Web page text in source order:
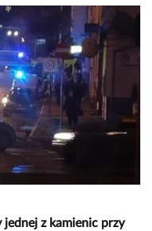
z kamienic przy